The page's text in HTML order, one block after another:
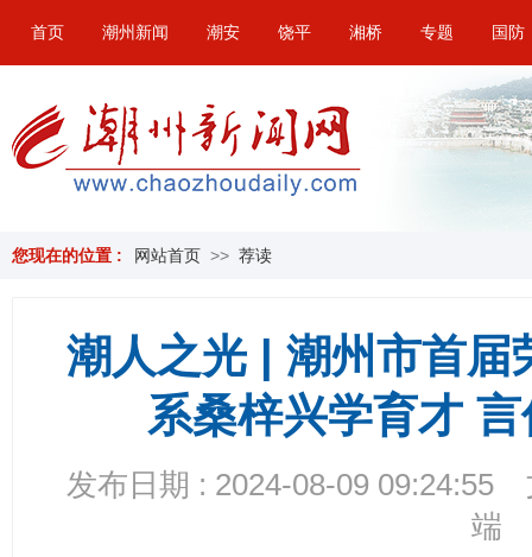
首页 潮州新闻 潮安 饶平 湘桥 专题 国防
您现在的位置 : 网站首页 >> 荐读
潮人之光 | 潮州市首届
系桑梓兴学育才
发布日期 : 2024-08-09 09:24:55
端